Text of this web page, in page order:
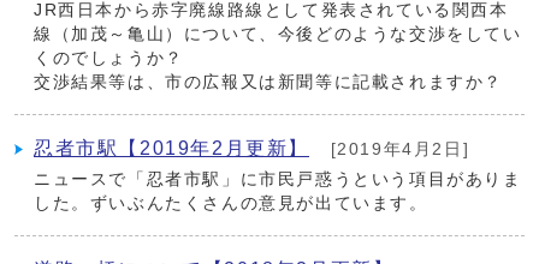
JR西日本から赤字廃線路線として発表されている関西本
線（加茂～亀山）について、今後どのような交渉をしてい
くのでしょうか？
交渉結果等は、市の広報又は新聞等に記載されますか？
忍者市駅【2019年2月更新】
[2019年4月2日]
ニュースで「忍者市駅」に市民戸惑うという項目がありま
した。ずいぶんたくさんの意見が出ています。